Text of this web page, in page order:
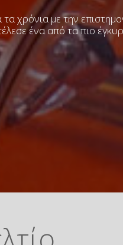
χρόνια με την
ένα από τα πιο